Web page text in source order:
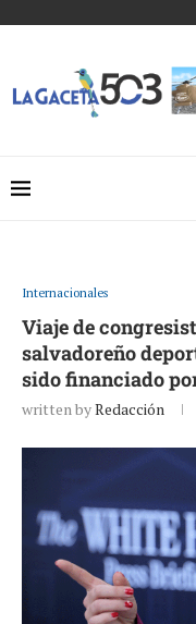
Internacionales
Viaje de
salvadoreño
sido financiado
written byRedacción